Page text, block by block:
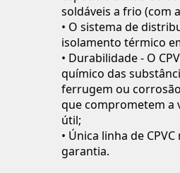
soldáveis a frio (com
• O sistema de
isolamento térmico
• Durabilidade - O
químico das
ferrugem ou
que comprometem a
útil;
• Única linha de
garantia.